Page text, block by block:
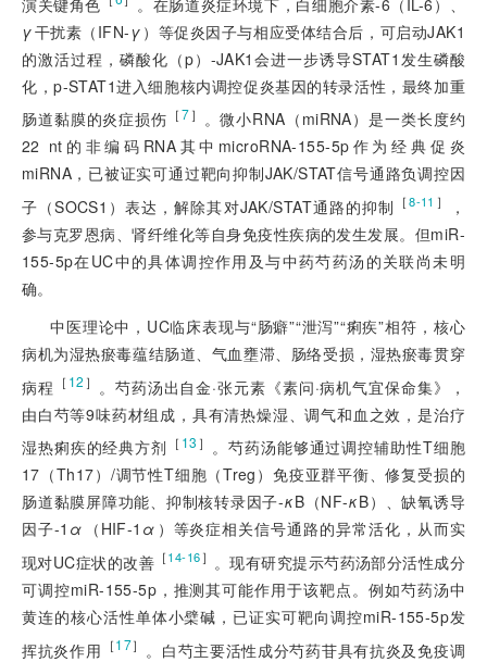
γ干扰素（IFN- γ ）等促炎因子与相应受体结合后，可启动JAK1
的激活过程，磷酸化（p）-JAK1会进一步诱导STAT1发生磷酸
化，p-STAT1进入细胞核内调控促炎基因的转录活性，最终加重
肠道黏膜的炎症损伤 ［7］ 。微小RNA（miRNA）是一类长度约
22 nt的非编码RNA其中microRNA-155-5p作为经典促炎
miRNA，已被证实可通过靶向抑制JAK/STAT信号通路负调控因
子（SOCS1）表达，解除其对JAK/STAT通路的抑制 ［8-11 ］
，
参与克罗恩病、肾纤维化等自身免疫性疾病的发生发展。但miR-
155-5p在UC中的具体调控作用及与中药芍药汤的关联尚未明
确。
中医理论中，UC临床表现与“肠癖”“泄泻”“痢疾”相符，核心
病机为湿热瘀毒蕴结肠道、气血壅滞、肠络受损，湿热瘀毒贯穿
病程 ［ 12 ］
。芍药汤出自金·张元素《素问·病机气宜保命集》，
由白芍等9味药材组成，具有清热燥湿、调气和血之效，是治疗
湿热痢疾的经典方剂 ［ 13 ］ 。芍药汤能够通过调控辅助性T细胞
17（Th17）/调节性T细胞（Treg）免疫亚群平衡、修复受损的
肠道黏膜屏障功能、抑制核转录因子-κB（NF-κB）、缺氧诱导
因子-1 α （HIF-1 α ）等炎症相关信号通路的异常活化，从而实
现对UC症状的改善 ［14-16］ 。现有研究提示芍药汤部分活性成分
可调控miR-155-5p，推测其可能作用于该靶点。例如芍药汤中
黄连的核心活性单体小檗碱，已证实可靶向调控miR-155-5p发
挥抗炎作用 ［17］
。白芍主要活性成分芍药苷具有抗炎及免疫调